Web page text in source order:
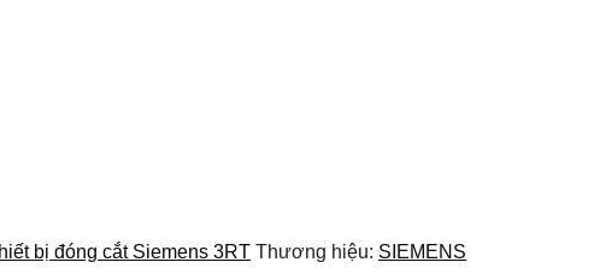
bị đóng cắt Siemens 3RT Thương hiệu: SIEMENS